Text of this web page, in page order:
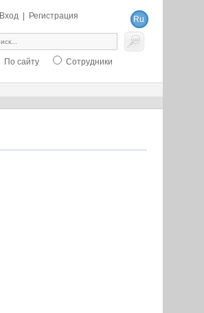
Вход Регистрация
Ru
En
По сайту Сотрудники